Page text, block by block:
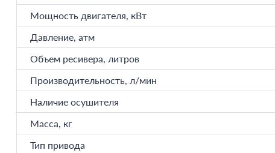
Мощность двигателя, кВт
Давление, атм
Объем ресивера, литров
Производительность, л/мин
Наличие осушителя
Масса, кг
Тип привода